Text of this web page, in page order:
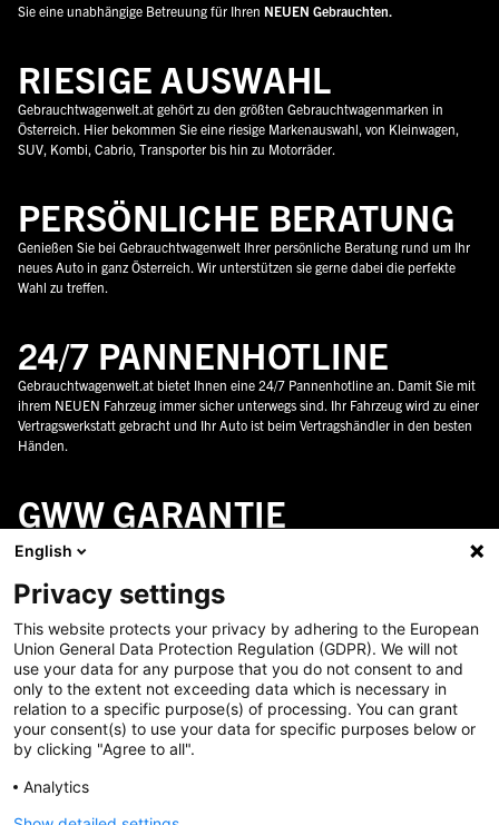
Sie eine unabhängige Betreuung für Ihren NEUEN Gebrauchten.
RIESIGE AUSWAHL
Gebrauchtwagenwelt.at gehört zu den größten Gebrauchtwagenmarken in
Österreich. Hier bekommen Sie eine riesige Markenauswahl, von Kleinwagen,
SUV, Kombi, Cabrio, Transporter bis hin zu Motorräder.
PERSÖNLICHE BERATUNG
Genießen Sie bei Gebrauchtwagenwelt Ihrer persönliche Beratung rund um Ihr
neues Auto in ganz Österreich. Wir unterstützen sie gerne dabei die perfekte
Wahl zu treffen.
24/7 PANNENHOTLINE
Gebrauchtwagenwelt.at bietet Ihnen eine 24/7 Pannenhotline an. Damit Sie mit
ihrem NEUEN Fahrzeug immer sicher unterwegs sind. Ihr Fahrzeug wird zu einer
Vertragswerkstatt gebracht und Ihr Auto ist beim Vertragshändler in den besten
Händen.
GWW GARANTIE
Alle Fahrzeuge werden bei uns genau geprüft und damit Sie sicher an Ihre Ziele
kommen. Gebrauchtwagenwelt liefert alle Fahrzeuge mit einer Garantie aus.
ALLES AUS EINER HAND
Gebrauchtwagenwelt.at bietet Ihnen alles aus einer Hand an, egal ob
Finanzierung, Versicherung oder Zubehör. Bei uns bekommen Sie das gesamte
Sortiment rund um ihren NEUEN Gebrauchtwagen und können alles bei uns
abschließen, ohne sich um andere Dinge kümmern zu müssen.
EINTAUSCHGARANTIE
Gebrauchtwagenwelt.at gibt Ihnen die Garantie jedes Fahrzeug zu prüfen und
English
Privacy settings
This website protects your privacy by adhering to the European
Union General Data Protection Regulation (GDPR). We will not
use your data for any purpose that you do not consent to and
only to the extent not exceeding data which is necessary in
relation to a specific purpose(s) of processing. You can grant
your consent(s) to use your data for specific purposes below or
by clicking "Agree to all".
Analytics